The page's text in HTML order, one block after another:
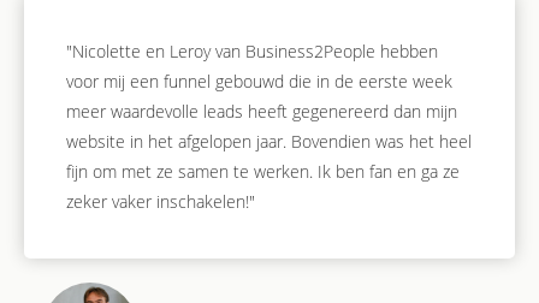
"Nicolette en Leroy van Business2People hebben
voor mij een funnel gebouwd die in de eerste week
meer waardevolle leads heeft gegenereerd dan mijn
website in het afgelopen jaar. Bovendien was het heel
fijn om met ze samen te werken. Ik ben fan en ga ze
zeker vaker inschakelen!"